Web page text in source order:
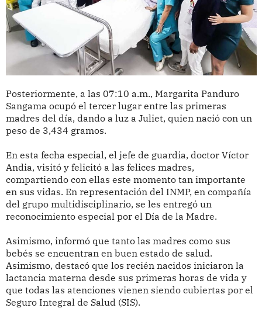
Posteriormente, a las 07:10 a.m., Margarita Panduro
Sangama ocupó el tercer lugar entre las primeras
madres del día, dando a luz a Juliet, quien nació con un
peso de 3,434 gramos.
En esta fecha especial, el jefe de guardia, doctor Víctor
Andia, visitó y felicitó a las felices madres,
compartiendo con ellas este momento tan importante
en sus vidas. En representación del INMP, en compañía
del grupo multidisciplinario, se les entregó un
reconocimiento especial por el Día de la Madre.
Asimismo, informó que tanto las madres como sus
bebés se encuentran en buen estado de salud.
Asimismo, destacó que los recién nacidos iniciaron la
lactancia materna desde sus primeras horas de vida y
que todas las atenciones vienen siendo cubiertas por el
Seguro Integral de Salud (SIS).